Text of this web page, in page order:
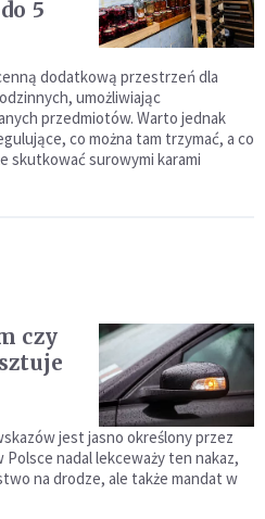
5
dodatkową przestrzeń dla
umożliwiając
przedmiotów. Warto jednak
co można tam trzymać, a co
skutkować surowymi karami
czy
jest jasno określony przez
nadal lekceważy ten nakaz,
na drodze, ale także mandat w